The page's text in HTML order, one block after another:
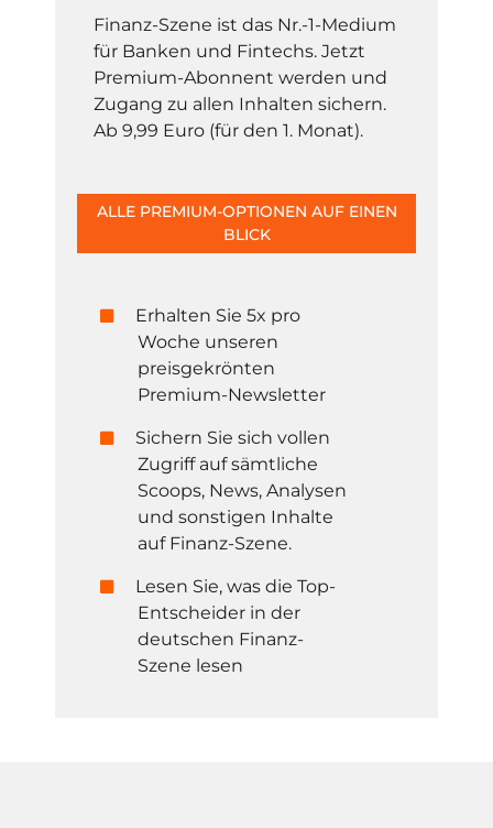
Finanz-Szene ist das Nr.-1-Medium
für Banken und Fintechs. Jetzt
Premium-Abonnent werden und
Zugang zu allen Inhalten sichern.
Ab 9,99 Euro (für den 1. Monat).
ALLE PREMIUM-OPTIONEN AUF EINEN
BLICK
Erhalten Sie 5x pro
Woche unseren
preisgekrönten
Premium-Newsletter
Sichern Sie sich vollen
Zugriff auf sämtliche
Scoops, News, Analysen
und sonstigen Inhalte
auf Finanz-Szene.
Lesen Sie, was die Top-
Entscheider in der
deutschen Finanz-
Szene lesen